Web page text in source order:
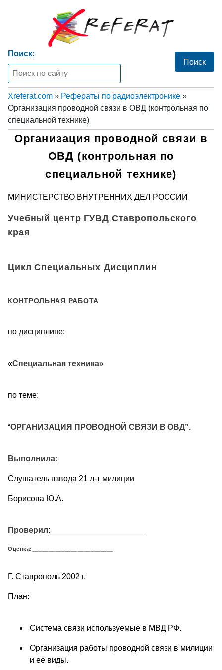
Поиск:
Xreferat.com » Рефераты по радиоэлектронике »
Организация проводной связи в ОВД (контрольная по
специальной технике)
Организация проводной связи в
ОВД (контрольная по
специальной технике)
МИНИСТЕРСТВО ВНУТРЕННИХ ДЕЛ РОССИИ
Учебный центр ГУВД Ставропольского
края
Цикл Специальных Дисциплин
КОНТРОЛЬНАЯ РАБОТА
по дисциплине:
«Специальная техника»
по теме:
“ОРГАНИЗАЦИЯ ПРОВОДНОЙ СВЯЗИ В ОВД”.
Выполнила:
Слушатель взвода 21 л-т милиции
Борисова Ю.А.
Проверил:_____________________
Оценка:_________________________
Г. Ставрополь 2002 г.
План:
Система связи используемые в МВД РФ.
Организация работы проводной связи в милиции
и ее виды.